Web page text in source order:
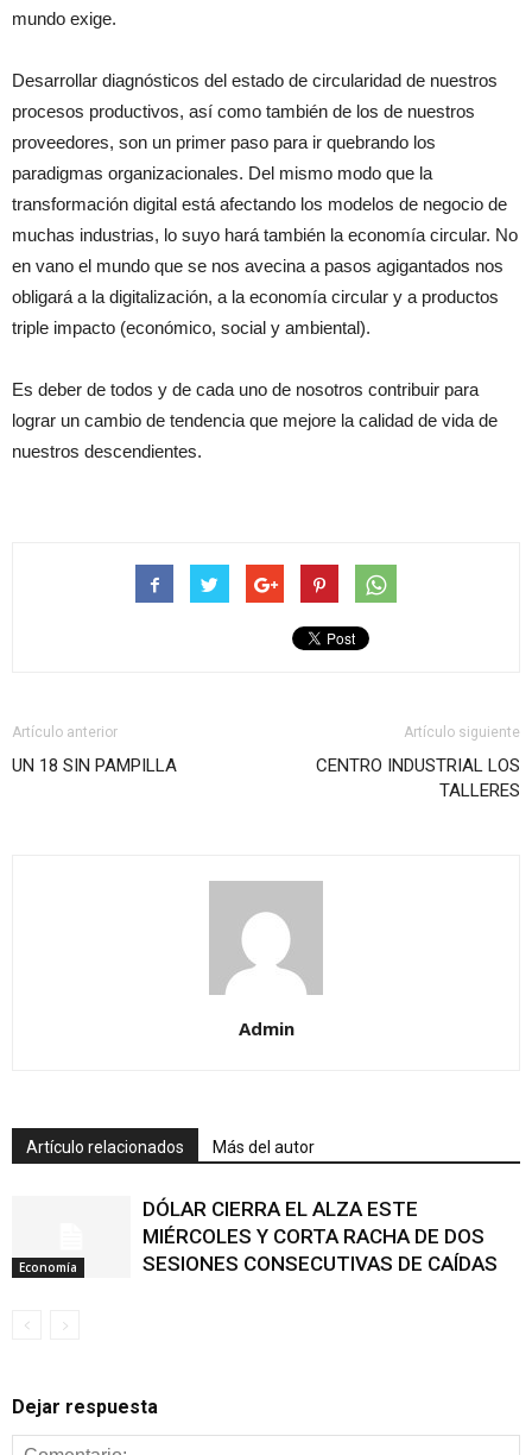
mundo exige.
Desarrollar diagnósticos del estado de circularidad de nuestros
procesos productivos, así como también de los de nuestros
proveedores, son un primer paso para ir quebrando los
paradigmas organizacionales. Del mismo modo que la
transformación digital está afectando los modelos de negocio de
muchas industrias, lo suyo hará también la economía circular. No
en vano el mundo que se nos avecina a pasos agigantados nos
obligará a la digitalización, a la economía circular y a productos
triple impacto (económico, social y ambiental).
Es deber de todos y de cada uno de nosotros contribuir para
lograr un cambio de tendencia que mejore la calidad de vida de
nuestros descendientes.
Artículo anterior
UN 18 SIN PAMPILLA
Artículo siguiente
CENTRO INDUSTRIAL LOS
TALLERES
Admin
Artículo relacionados Más del autor
Economía
DÓLAR CIERRA EL ALZA ESTE
MIÉRCOLES Y CORTA RACHA DE DOS
SESIONES CONSECUTIVAS DE CAÍDAS
Dejar respuesta